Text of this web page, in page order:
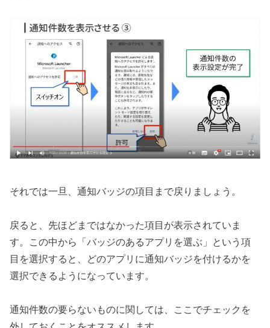
それでは一旦、通知バッジの項目まで戻りましょう。
戻ると、先ほどまではなかった項目が表示されていま
す。この中から「バッジのあるアプリを選ぶ」という項
目を選択すると、どのアプリに通知バッジを付けるかを
選択できるようになっています。
通知件数の要らないものに関しては、ここでチェックを